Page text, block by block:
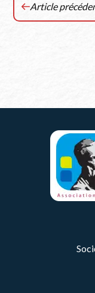
Les
Article